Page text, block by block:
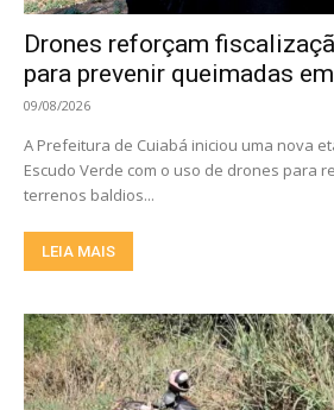
Drones reforçam
para prevenir queimadas
09/08/2026
A Prefeitura de Cuiabá iniciou uma nova
Escudo Verde com o uso de drones para
terrenos baldios...
LEIA MAIS